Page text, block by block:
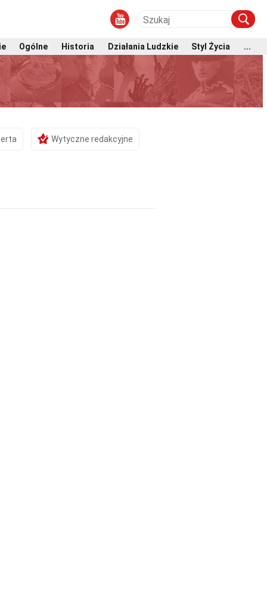
Ogólne Historia Działania Ludzkie Styl Życia ...
Wytyczne redakcyjne